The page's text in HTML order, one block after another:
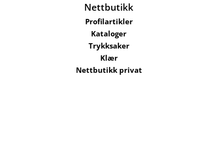
Nettbutikk
Profilartikler
Kataloger
Trykksaker
Klær
Nettbutikk privat